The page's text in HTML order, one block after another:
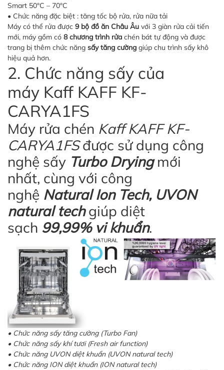
Smart 50°C – 70°C
• Chức năng đặc biệt : tăng tốc bộ rửa, rửa nữa tải
Máy có thể rửa được 9 bộ đồ ăn Châu Âu với 3 giàn rửa cải tiến
mới, máy gồm có 8 chương trình rửa chén bát tự động và được
trang bị thêm chức năng sấy tăng cường giúp chu trình sấy khô
hiệu quả hơn.
2. Chức năng sấy của
máy Kaff KAFF KF-
CARYA1FS
Máy rửa chén Kaff KAFF KF-
CARYA1FSđược sử dụng công
nghệ sấy Turbo Dryingmới
nhất, cùng với công
nghệ Natural Ion Tech, UVON
natural techgiúp diệt
sạch 99,99% vi khuẩn.
• Chức năng sấy tăng cường (Turbo Fan)
• Chức năng sấy khí tươi (Fresh air function)
• Chức năng UVON diệt khuẩn (UVON natural tech)
• Chức năng ION diệt khuẩn (ION natural tech)